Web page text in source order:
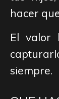
hacer
El valor
siempre.